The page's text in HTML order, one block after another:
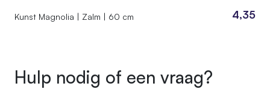
Kunst Magnolia | Zalm | 60 cm 4,35
Hulp nodig of een vraag?